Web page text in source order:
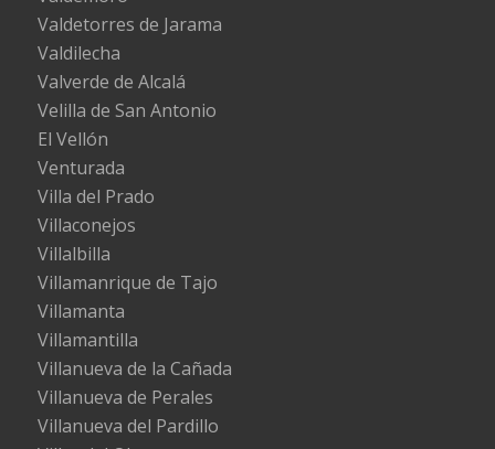
Valdetorres de Jarama
Valdilecha
Valverde de Alcalá
Velilla de San Antonio
El Vellón
Venturada
Villa del Prado
Villaconejos
Villalbilla
Villamanrique de Tajo
Villamanta
Villamantilla
Villanueva de la Cañada
Villanueva de Perales
Villanueva del Pardillo